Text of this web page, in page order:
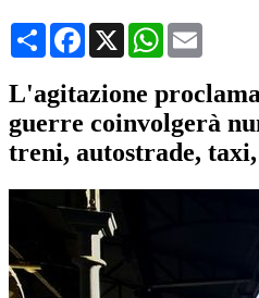
CondividiFacebook
X WhatsApp
L'agitazione
guerre coinvolgerà
treni, autostrade, taxi,